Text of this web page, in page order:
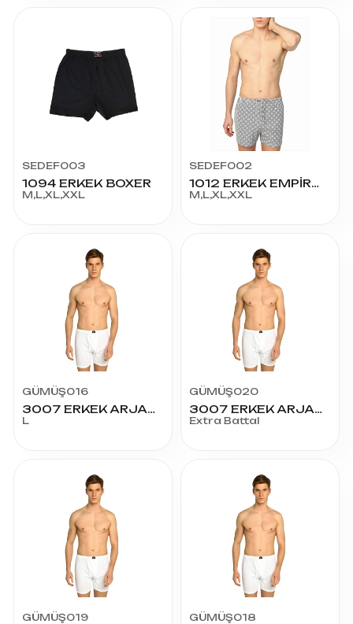
SEDEF003
1094 ERKEK BOXER
M,L,XL,XXL
SEDEF002
1012 ERKEK EMPİRME BOXER
M,L,XL,XXL
GÜMÜŞ016
3007 ERKEK ARJANTİN PAÇALI L3
L
GÜMÜŞ020
3007 ERKEK ARJANTİN PAÇALI BAT
Extra Battal
GÜMÜŞ019 GÜMÜŞ018